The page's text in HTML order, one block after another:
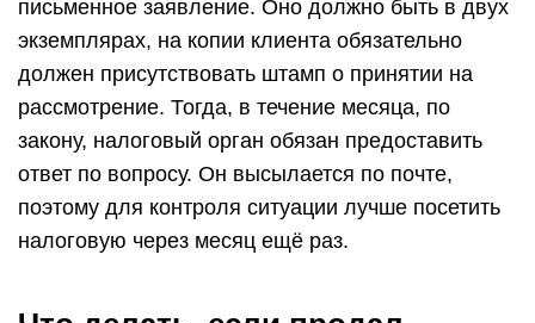
письменное заявление. Оно должно быть в двух
экземплярах, на копии клиента обязательно
должен присутствовать штамп о принятии на
рассмотрение. Тогда, в течение месяца, по
закону, налоговый орган обязан предоставить
ответ по вопросу. Он высылается по почте,
поэтому для контроля ситуации лучше посетить
налоговую через месяц ещё раз.